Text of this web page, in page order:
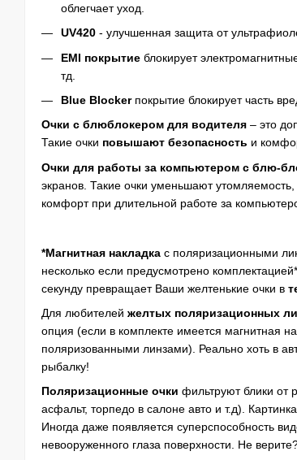
облегчает уход.
UV420 - улучшенная защита от
EMI покрытие блокирует
тд.
Blue Blockerпокрытие блокирует часть
Очки с блюблокером для водителя – это
Такие очки повышают безопасность и
Очки для работы за компьютером с блю-
экранов. Такие очки уменьшают
комфорт при длительной работе за
*Магнитная накладка с поляризационными
несколько если предусмотрено
секунду превращает Ваши желтенькие очки в
Для любителей желтых поляризационных
опция (если в комплекте имеется магнитная
поляризованными линзами). Реально хоть в
рыбалку!
Поляризационные очки фильтруют блики от
асфальт, торпедо в салоне авто и т.д).
Иногда даже появляется суперспособность
невооруженного глаза поверхности. Не